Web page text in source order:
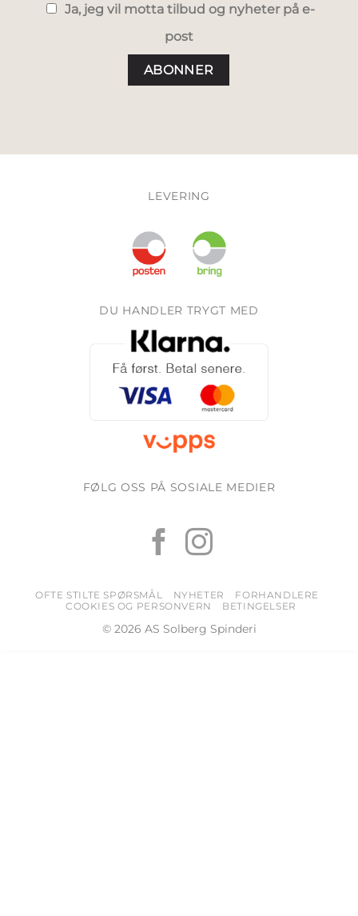
Ja, jeg vil motta tilbud og nyheter på e-
post
LEVERING
DU HANDLER TRYGT MED
FØLG OSS PÅ SOSIALE MEDIER
OFTE STILTE SPØRSMÅL NYHETER
FORHANDLERE
COOKIES OG PERSONVERN
BETINGELSER
© 2026 AS Solberg Spinderi